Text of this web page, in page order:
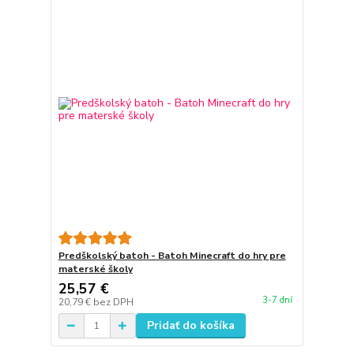
Predškolský batoh - Batoh Minecraft do hry pre
materské školy
25,57 €
20,79 € bez DPH 3-7 dní
Pridať do košíka